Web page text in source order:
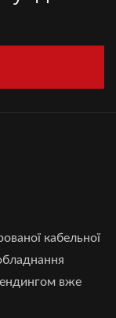
кабельної
вже